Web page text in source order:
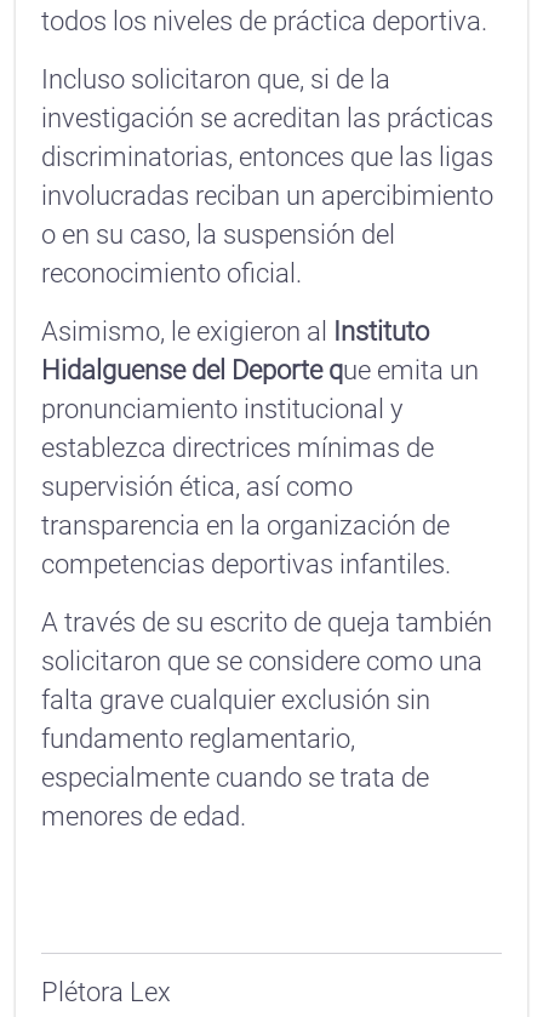
todos los niveles de práctica deportiva.
Incluso solicitaron que, si de la
investigación se acreditan las prácticas
discriminatorias, entonces que las ligas
involucradas reciban un apercibimiento
o en su caso, la suspensión del
reconocimiento oficial.
Asimismo, le exigieron al
Instituto
Hidalguense del Deporte que emita un
pronunciamiento institucional y
establezca directrices mínimas de
supervisión ética, así como
transparencia en la organización de
competencias deportivas infantiles.
A través de su escrito de queja también
solicitaron que se considere como una
falta grave cualquier exclusión sin
fundamento reglamentario,
especialmente cuando se trata de
menores de edad.
Plétora Lex